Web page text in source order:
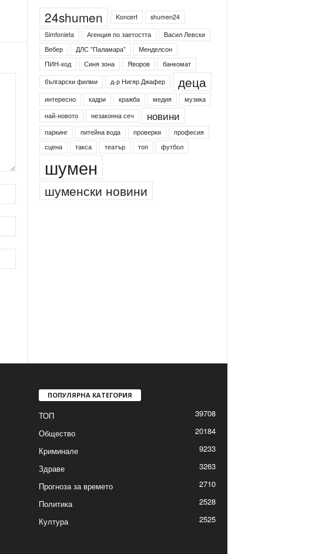
24shumen Koncert
shumen24
Simfonieta
Агенция по заетостта
Васил Левски
Вебер
ДЛС "Паламара"
Менделсон
ПИН-код
Синя зона Яворов
банкомат
български филми
д-р Нигяр Джафер деца
интересно кадри кражба медия
музика
най-новото
незаконна сеч новини
паркинг питейна вода проверки
професия
сцена
такса театър топ футбол
шумен
шуменски новини
ПОПУЛЯРНА КАТЕГОРИЯ
ТОП
39708
Общество
20184
Криминале
9233
Здраве
3263
Прогноза за времето
2710
Политика
2528
Култура
2525